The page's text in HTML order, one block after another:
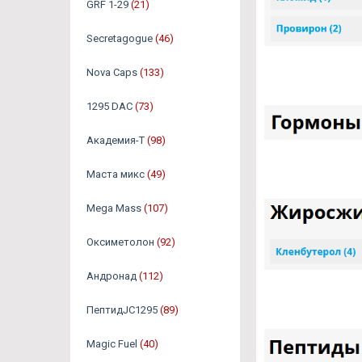
GRF 1-29 (21)
Secretagogue (46)
Nova Caps (133)
1295 DAC (73)
Академия-Т (98)
Маста микс (49)
Mega Mass (107)
Оксиметолон (92)
Андронад (112)
ПептидJC1295 (89)
Magic Fuel (40)